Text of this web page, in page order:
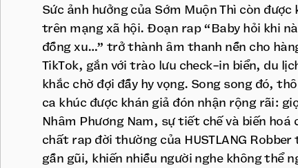
Sức ảnh hưởng của Sớm Muộn Thì còn
trên mạng xã hội. Đoạn rap “Baby hỏi khi
đồng xu…” trở thành âm thanh nền cho
TikTok, gắn với trào lưu check-in biển, du
khắc chờ đợi đầy hy vọng. Song song đó,
ca khúc được khán giả đón nhận rộng rãi:
Nhâm Phương Nam, sự tiết chế và biến hoá
chất rap đời thường của HUSTLANG
gần gũi, khiến nhiều người nghe không thể